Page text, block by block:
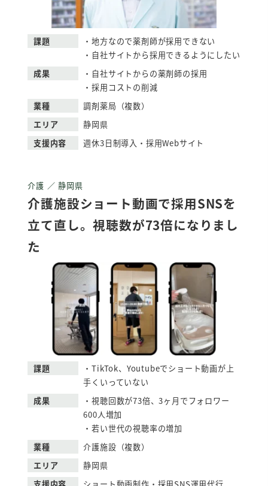
課題
・地方なので薬剤師が採用できない
・自社サイトから採用できるようにしたい
成果
・自社サイトからの薬剤師の採用
・採用コストの削減
業種
調剤薬局（複数）
エリア
静岡県
支援内容
週休3日制導入・採用Webサイト
介護 ／ 静岡県
介護施設ショート動画で採用SNSを
立て直し。視聴数が73倍になりまし
た
課題
・TikTok、Youtubeでショート動画が上
手くいっていない
成果
・視聴回数が73倍、3ヶ月でフォロワー
600人増加
・若い世代の視聴率の増加
業種
介護施設（複数）
エリア
静岡県